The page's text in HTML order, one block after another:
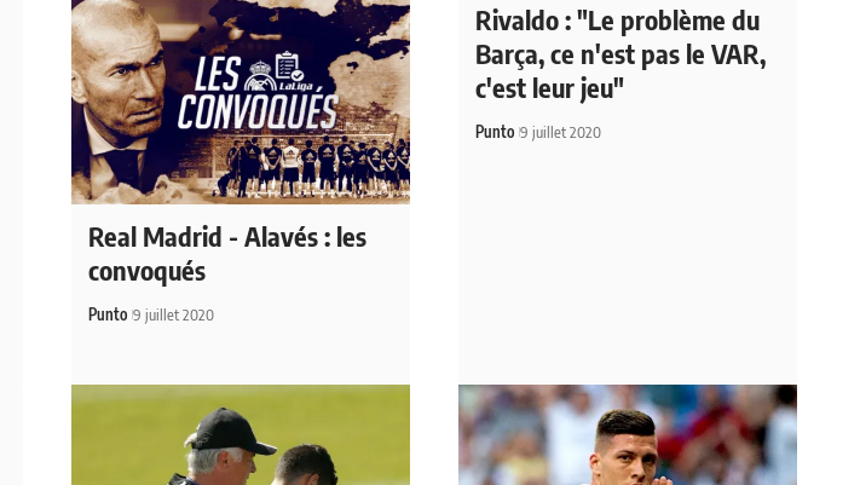
Real Madrid - Alavés : les
convoqués
Punto 9 juillet 2020
Rivaldo : "Le problème du
Barça, ce n'est pas le VAR,
c'est leur jeu"
Punto 9 juillet 2020